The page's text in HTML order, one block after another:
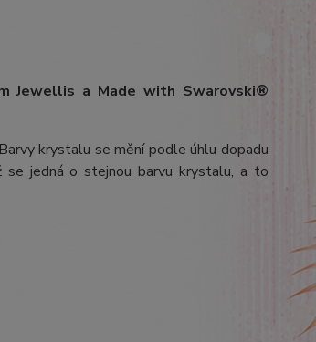
Jewellis a Made with Swarovski®
krystalu se mění podle úhlu dopadu
jedná o stejnou barvu krystalu, a to